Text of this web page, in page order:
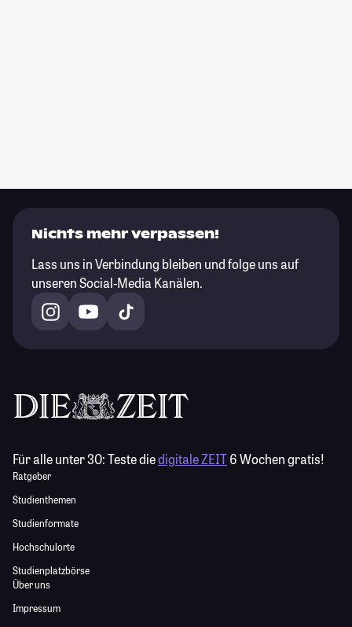
Nichts mehr verpassen!
Lass uns in Verbindung bleiben und folge uns auf
unseren Social-Media Kanälen.
Für alle unter 30:Teste diedigitale ZEIT6 Wochen gratis!
Ratgeber
Studienthemen
Studienformate
Hochschulorte
Studienplatzbörse
Über uns
Impressum